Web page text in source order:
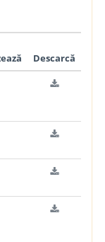
Descarcă